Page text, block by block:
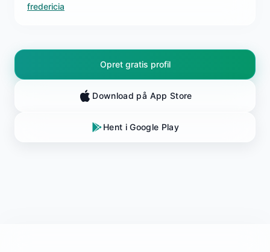
fredericia
Opret gratis profil
Download på App Store
Hent i Google Play